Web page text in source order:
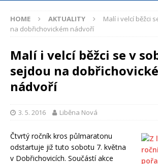
HOME AKTUALITY
Malí i velcí běžci
na dobřichovickém nádvoří
Malí i velcí běžci se v
sejdou na
nádvoří
3. 5. 2016 Liběna Nová
Čtvrtý ročník kros půlmaratonu
odstartuje již tuto sobotu 7. května
v Dobřichovicích. Součástí akce